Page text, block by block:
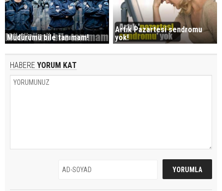
Müdürümü bile tanımam!
Artık Pazartesi sendromu
yok!
HABERE YORUM KAT